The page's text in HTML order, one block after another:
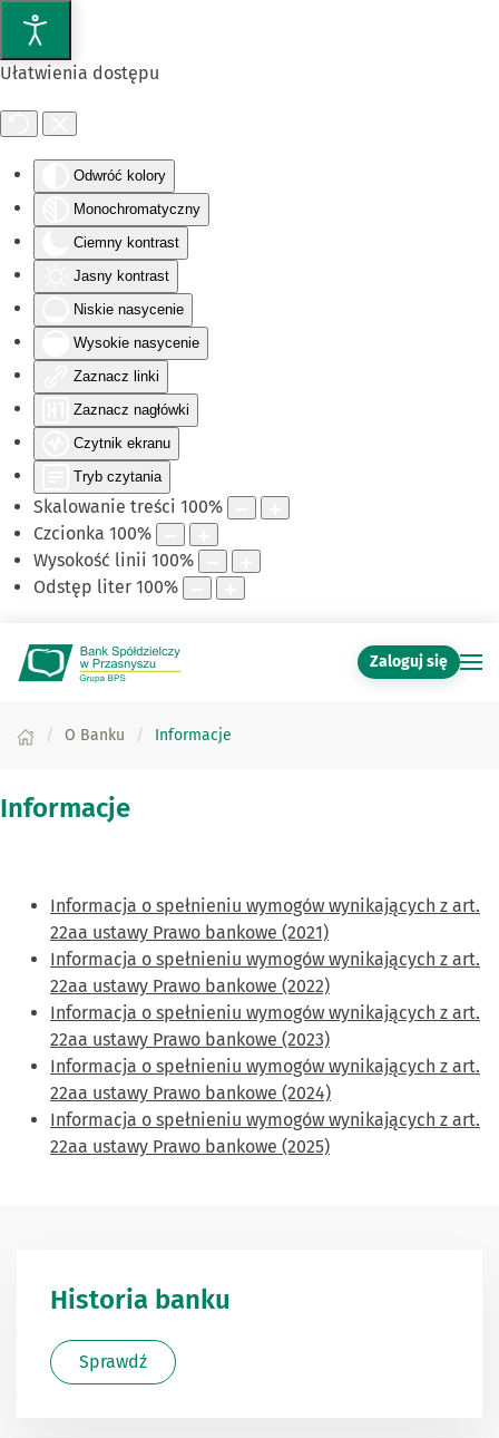
Ułatwienia dostępu
Odwróć kolory
Monochromatyczny
Ciemny kontrast
Jasny kontrast
Niskie nasycenie
Wysokie nasycenie
Zaznacz linki
Zaznacz nagłówki
Czytnik ekranu
Tryb czytania
Skalowanie treści 100%
Czcionka 100%
Wysokość linii 100%
Odstęp liter 100%
Przejdź do głównej treści
Zaloguj się
O Banku Informacje
Informacje
Informacja o spełnieniu wymogów wynikających z art.
22aa ustawy Prawo bankowe (2021)
Informacja o spełnieniu wymogów wynikających z art.
22aa ustawy Prawo bankowe (2022)
Informacja o spełnieniu wymogów wynikających z art.
22aa ustawy Prawo bankowe (2023)
Informacja o spełnieniu wymogów wynikających z art.
22aa ustawy Prawo bankowe (2024)
Informacja o spełnieniu wymogów wynikających z art.
22aa ustawy Prawo bankowe (2025)
Historia banku
Sprawdź